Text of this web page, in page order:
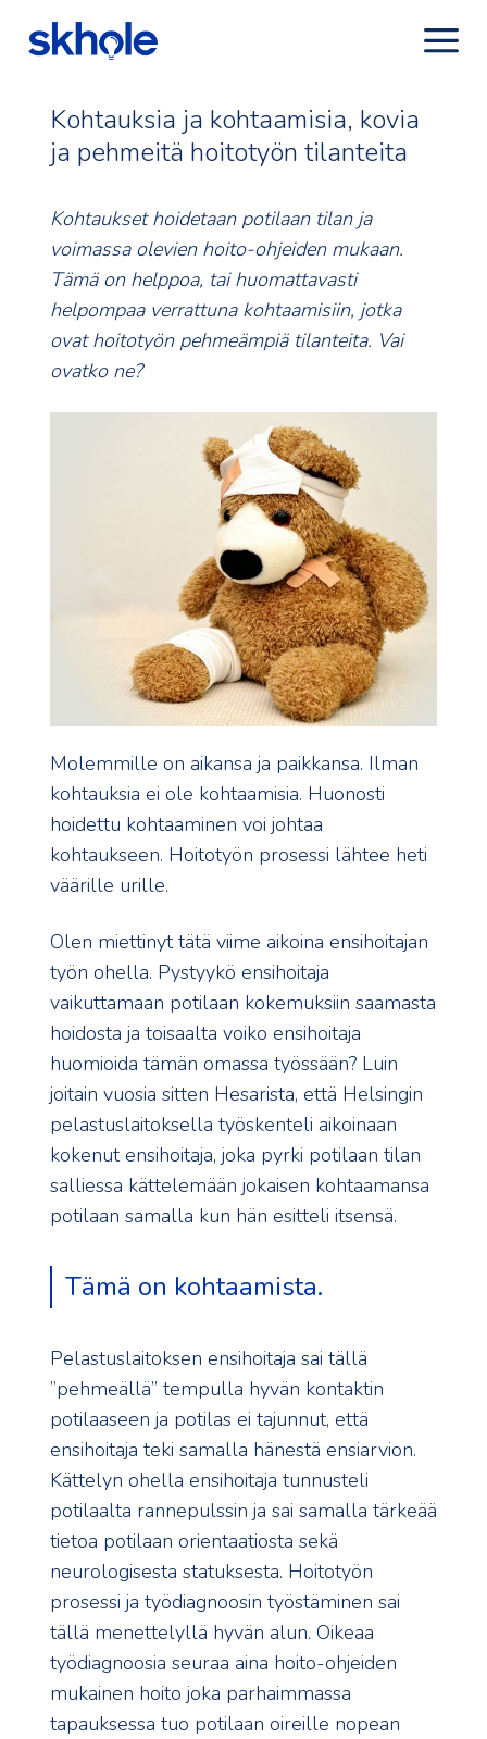
Kohtauksia ja kohtaamisia, kovia
ja pehmeitä hoitotyön tilanteita
Kohtaukset hoidetaan potilaan tilan ja
voimassa olevien hoito-ohjeiden mukaan.
Tämä on helppoa, tai huomattavasti
helpompaa verrattuna kohtaamisiin, jotka
ovat hoitotyön pehmeämpiä tilanteita. Vai
ovatko ne?
Molemmille on aikansa ja paikkansa. Ilman
kohtauksia ei ole kohtaamisia. Huonosti
hoidettu kohtaaminen voi johtaa
kohtaukseen. Hoitotyön prosessi lähtee heti
väärille urille.
Olen miettinyt tätä viime aikoina ensihoitajan
työn ohella. Pystyykö ensihoitaja
vaikuttamaan potilaan kokemuksiin saamasta
hoidosta ja toisaalta voiko ensihoitaja
huomioida tämän omassa työssään? Luin
joitain vuosia sitten Hesarista, että Helsingin
pelastuslaitoksella työskenteli aikoinaan
kokenut ensihoitaja, joka pyrki potilaan tilan
salliessa kättelemään jokaisen kohtaamansa
potilaan samalla kun hän esitteli itsensä.
Tämä on kohtaamista.
Pelastuslaitoksen ensihoitaja sai tällä
”pehmeällä” tempulla hyvän kontaktin
potilaaseen ja potilas ei tajunnut, että
ensihoitaja teki samalla hänestä ensiarvion.
Kättelyn ohella ensihoitaja tunnusteli
potilaalta rannepulssin ja sai samalla tärkeää
tietoa potilaan orientaatiosta sekä
neurologisesta statuksesta. Hoitotyön
prosessi ja työdiagnoosin työstäminen sai
tällä menettelyllä hyvän alun. Oikeaa
työdiagnoosia seuraa aina hoito-ohjeiden
mukainen hoito joka parhaimmassa
tapauksessa tuo potilaan oireille nopean